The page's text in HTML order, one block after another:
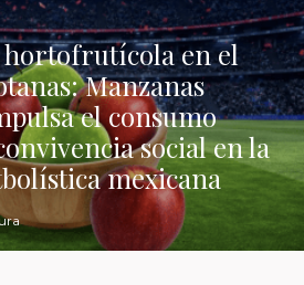
hortofrutícola en el
Manzanas
el consumo
social en la
mexicana